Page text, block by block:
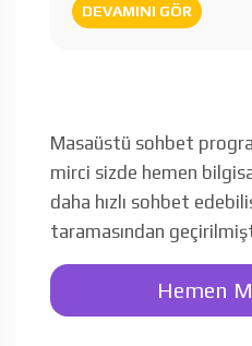
DEVAMINI GÖR
Masaüstü sohbet
mirci sizde hemen
daha hızlı sohbet
taramasından
Hemen